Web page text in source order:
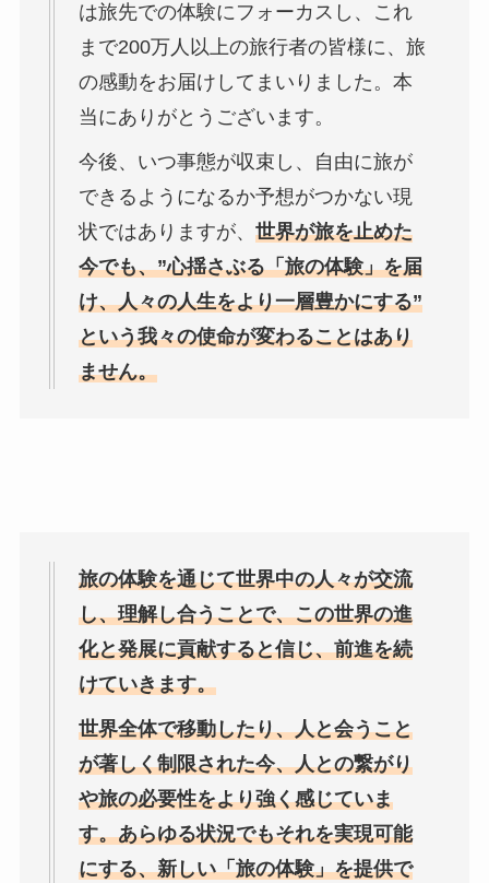
は旅先での体験にフォーカスし、
これ
まで200万人以上の旅行者の皆様に、 旅
の感動をお届けしてまいりました。 本
当にありがとうございます。
今後、いつ事態が収束し、
自由に旅が
できるようになるか予想がつかない現
状ではありますが、 世界が旅を止めた
今でも、”心揺さぶる「旅の体験」を届
け、人々の人生をより一層豊かにする”
という我々の使命が変わることはあり
ません。
旅の体験を通じて世界中の人々が交流
し、理解し合うことで、この世界の進
化と発展に貢献すると信じ、前進を続
けていきます。
世界全体で移動したり、人と会うこと
が著しく制限された今、人との繋がり
や旅の必要性をより強く感じていま
す。あらゆる状況でもそれを実現可能
にする、新しい「旅の体験」を提供で